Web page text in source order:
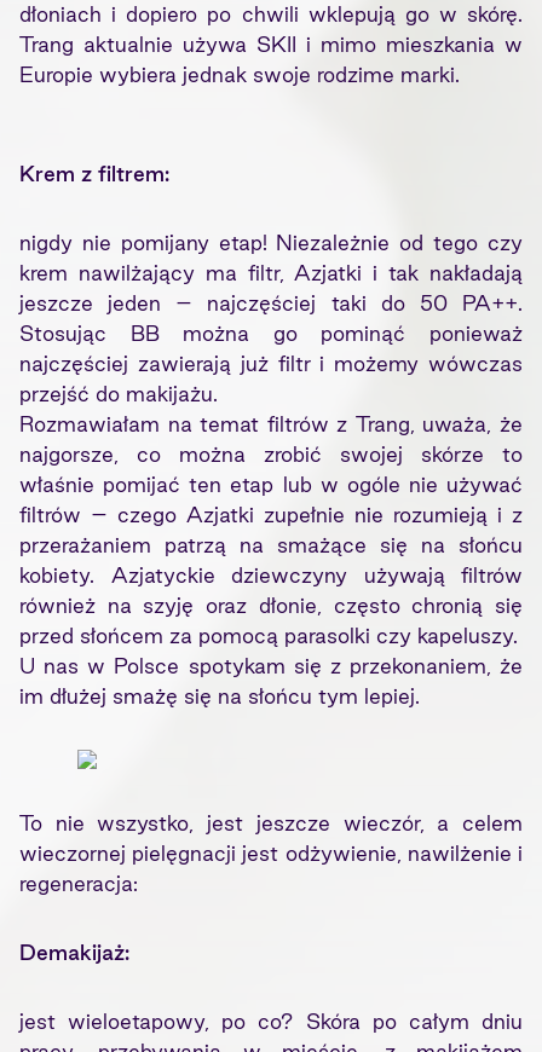
dłoniach i dopiero po chwili wklepują go w skórę.
Trang aktualnie używa SKII i mimo mieszkania w
Europie wybiera jednak swoje rodzime marki.
Krem z filtrem:
nigdy nie pomijany etap! Niezależnie od tego czy
krem nawilżający ma filtr, Azjatki i tak nakładają
jeszcze jeden – najczęściej taki do 50 PA++.
Stosując BB można go pominąć ponieważ
najczęściej zawierają już filtr i możemy wówczas
przejść do makijażu.
Rozmawiałam na temat filtrów z Trang, uważa, że
najgorsze, co można zrobić swojej skórze to
właśnie pomijać ten etap lub w ogóle nie używać
filtrów – czego Azjatki zupełnie nie rozumieją i z
przerażaniem patrzą na smażące się na słońcu
kobiety. Azjatyckie dziewczyny używają filtrów
również na szyję oraz dłonie, często chronią się
przed słońcem za pomocą parasolki czy kapeluszy.
U nas w Polsce spotykam się z przekonaniem, że
im dłużej smażę się na słońcu tym lepiej.
To nie wszystko, jest jeszcze wieczór, a celem
wieczornej pielęgnacji jest odżywienie, nawilżenie i
regeneracja:
Demakijaż:
jest wieloetapowy, po co? Skóra po całym dniu